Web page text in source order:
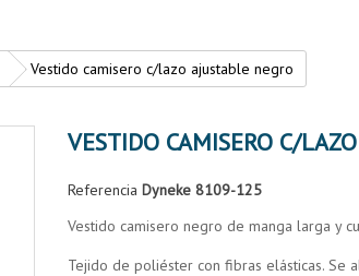
Vestido camisero c/lazo ajustable negro
VESTIDO CAMISERO C/
Referencia Dyneke 8109-125
Vestido camisero negro de manga larga y
Tejido de poliéster con fibras elásticas. Se